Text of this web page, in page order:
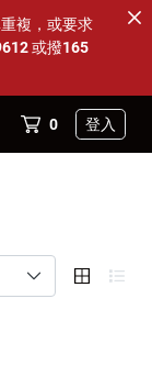
複，或要求
或撥165
0 登入